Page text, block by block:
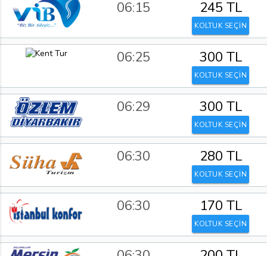
06:15 245 TL
KOLTUK SEÇİN
06:25 300 TL
KOLTUK SEÇİN
06:29 300 TL
KOLTUK SEÇİN
06:30 280 TL
KOLTUK SEÇİN
06:30 170 TL
KOLTUK SEÇİN